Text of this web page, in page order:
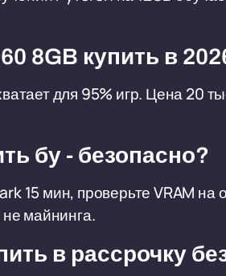
8GB купить в
для 95% игр. Цена 20
бу - безопасно?
15 мин, проверьте VRAM
не майнинга.
в рассрочку